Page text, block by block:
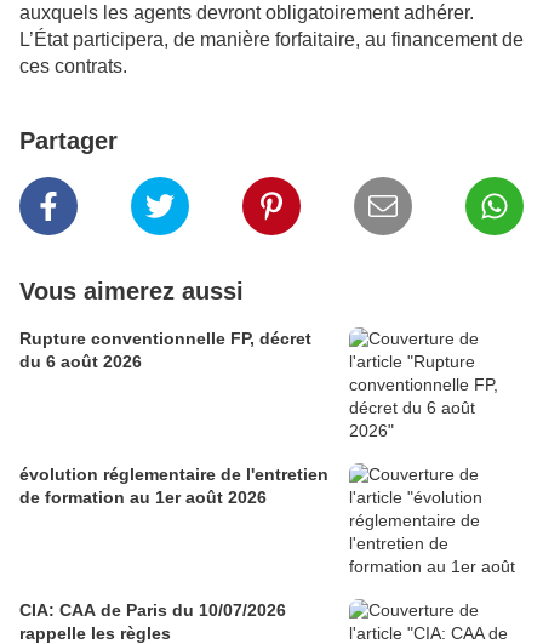
auxquels les agents devront obligatoirement adhérer.
L’État participera, de manière forfaitaire, au financement de
ces contrats.
Partager
Vous aimerez aussi
Rupture conventionnelle FP, décret
du 6 août 2026
évolution réglementaire de l'entretien
de formation au 1er août 2026
CIA: CAA de Paris du 10/07/2026
rappelle les règles